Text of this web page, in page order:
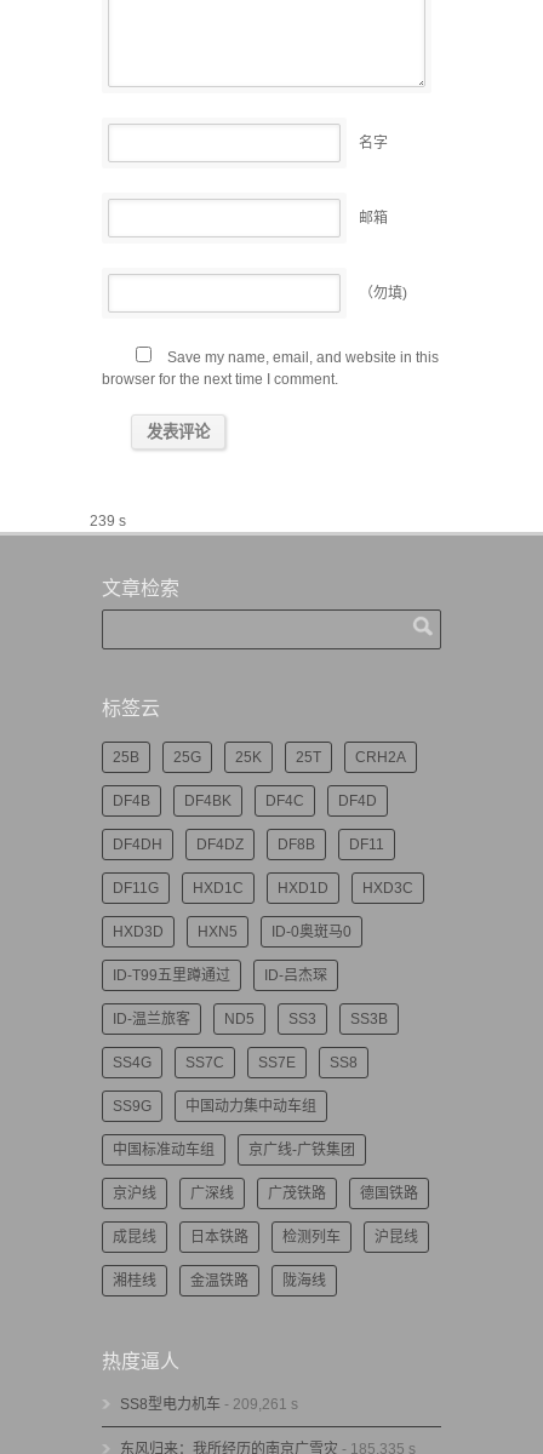
名字
邮箱
（勿填)
Save my name, email, and website in this
browser for the next time I comment.
239 s
文章检索
标签云
25B 25G 25K 25T CRH2A
DF4B DF4BK DF4C DF4D
DF4DH DF4DZ DF8B DF11
DF11G HXD1C HXD1D HXD3C
HXD3D HXN5 ID-0奥斑马0
ID-T99五里蹲通过 ID-吕杰琛
ID-温兰旅客 ND5 SS3 SS3B
SS4G SS7C SS7E SS8
SS9G 中国动力集中动车组
中国标准动车组 京广线-广铁集团
京沪线 广深线 广茂铁路 德国铁路
成昆线 日本铁路 检测列车 沪昆线
湘桂线 金温铁路 陇海线
热度逼人
SS8型电力机车 - 209,261 s
东风归来：我所经历的南京广雪灾 - 185,335 s